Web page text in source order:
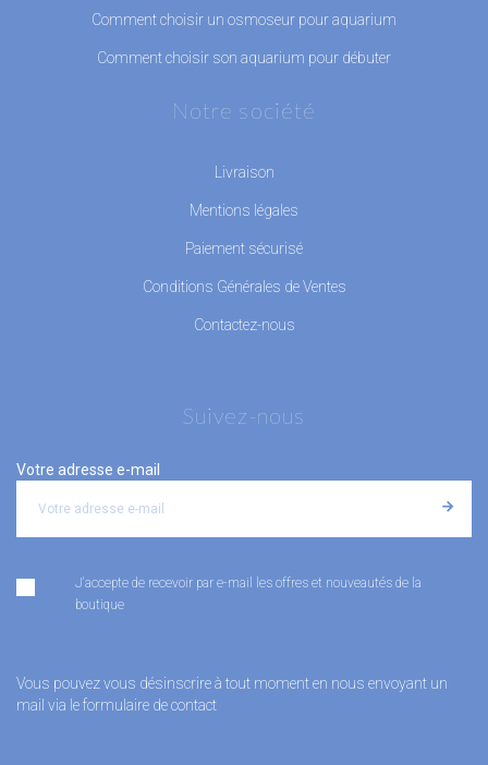
Comment choisir un osmoseur pour aquarium
Comment choisir son aquarium pour débuter
Notre société
Livraison
Mentions légales
Paiement sécurisé
Conditions Générales de Ventes
Contactez-nous
Suivez-nous
Votre adresse e-mail
J'accepte de recevoir par e-mail les offres et nouveautés de la
boutique
Vous pouvez vous désinscrire à tout moment en nous envoyant un
mail via le formulaire de contact